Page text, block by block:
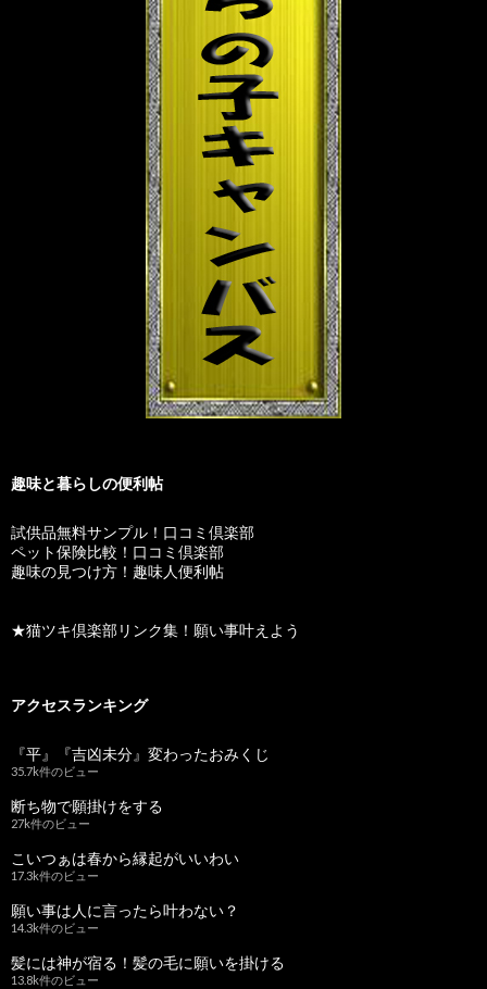
趣味と暮らしの便利帖
試供品無料サンプル！口コミ倶楽部
ペット保険比較！口コミ倶楽部
趣味の見つけ方！趣味人便利帖
★猫ツキ倶楽部リンク集！願い事叶えよう
アクセスランキング
『平』『吉凶未分』変わったおみくじ
35.7k件のビュー
断ち物で願掛けをする
27k件のビュー
こいつぁは春から縁起がいいわい
17.3k件のビュー
願い事は人に言ったら叶わない？
14.3k件のビュー
髪には神が宿る！髪の毛に願いを掛ける
13.8k件のビュー